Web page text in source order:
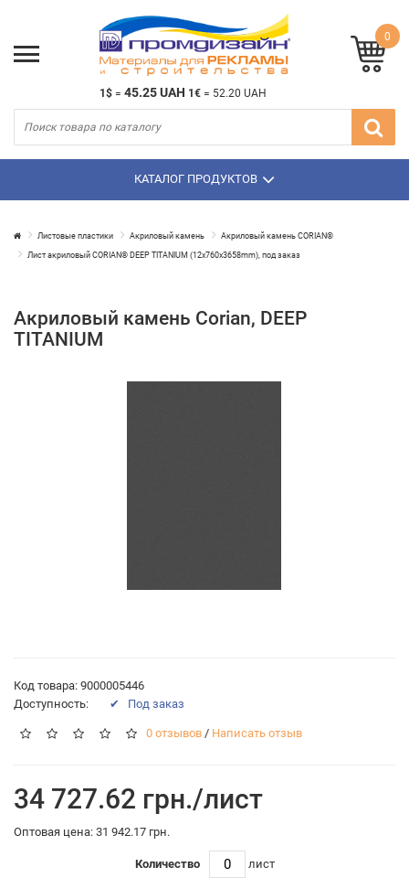
1$ = 45.25 UAH 1€ = 52.20 UAH
0
КАТАЛОГ ПРОДУКТОВ
Листовые пластики Акриловый камень Акриловый камень CORIAN®
Лист акриловый CORIAN® DEEP TITANIUM (12х760х3658mm), под заказ
Акриловый камень Corian, DEEP
TITANIUM
Код товара: 9000005446
Доступность:
✔ Под заказ
0 отзывов / Написать отзыв
34 727.62 грн./лист
Оптовая цена: 31 942.17 грн.
Количество лист